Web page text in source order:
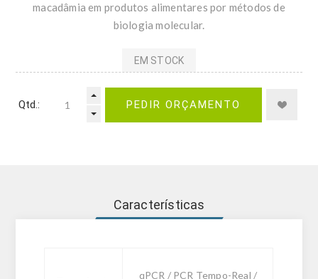
macadâmia em produtos alimentares por métodos de
biologia molecular.
EM STOCK
Qtd.: PEDIR ORÇAMENTO
Características
qPCR / PCR Tempo-Real /